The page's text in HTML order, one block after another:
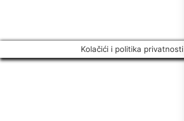
Kolačići i politika privatnosti